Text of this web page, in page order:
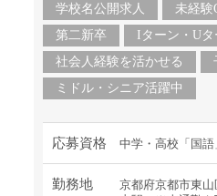
学校名公開求人
未経験
第二新卒
Iターン・Uタ
社会人経験を活かせる
ミドル・シニア活躍中
応募資格 中学・高校「国
勤務地
京都府京都市東